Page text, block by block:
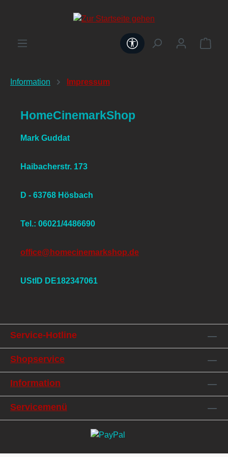
Werkzeugleiste
Information Impressum
HomeCinemarkShop
Mark Guddat
Haibacherstr. 173
D - 63768 Hösbach
Tel.: 06021/4486690
office@homecinemarkshop.de
UStID DE182347061
Service-Hotline
Shopservice
Information
Servicemenü